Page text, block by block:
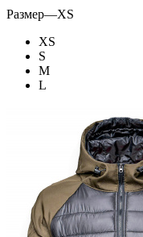
Размер—XS
XS
S
M
L